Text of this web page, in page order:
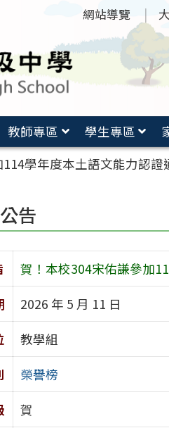
網站導覽
教師專區 學生專區
學年度本土語文能力認證
告
賀！本校304宋佑謙參加
2026 年 5 月 11 日
教學組
榮譽榜
賀